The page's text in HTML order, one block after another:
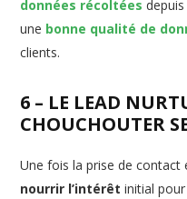
données récoltées
une bonne qualité de
clients.
6 – LE LEAD
CHOUCHOUTER
Une fois la prise de contact
nourrir l’intérêtinitial